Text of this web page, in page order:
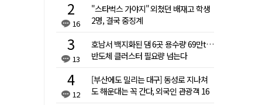
16
"스타벅스 가야지" 외쳤던 배재고 학생
2명, 결국 중징계
13
호남서 백지화된 댐 6곳 용수량 69만t…
반도체 클러스터 필요량 넘는다
12
[부산에도 밀리는 대구] 동성로 지나쳐
도 해운대는 꼭 간다, 외국인 관광객 16